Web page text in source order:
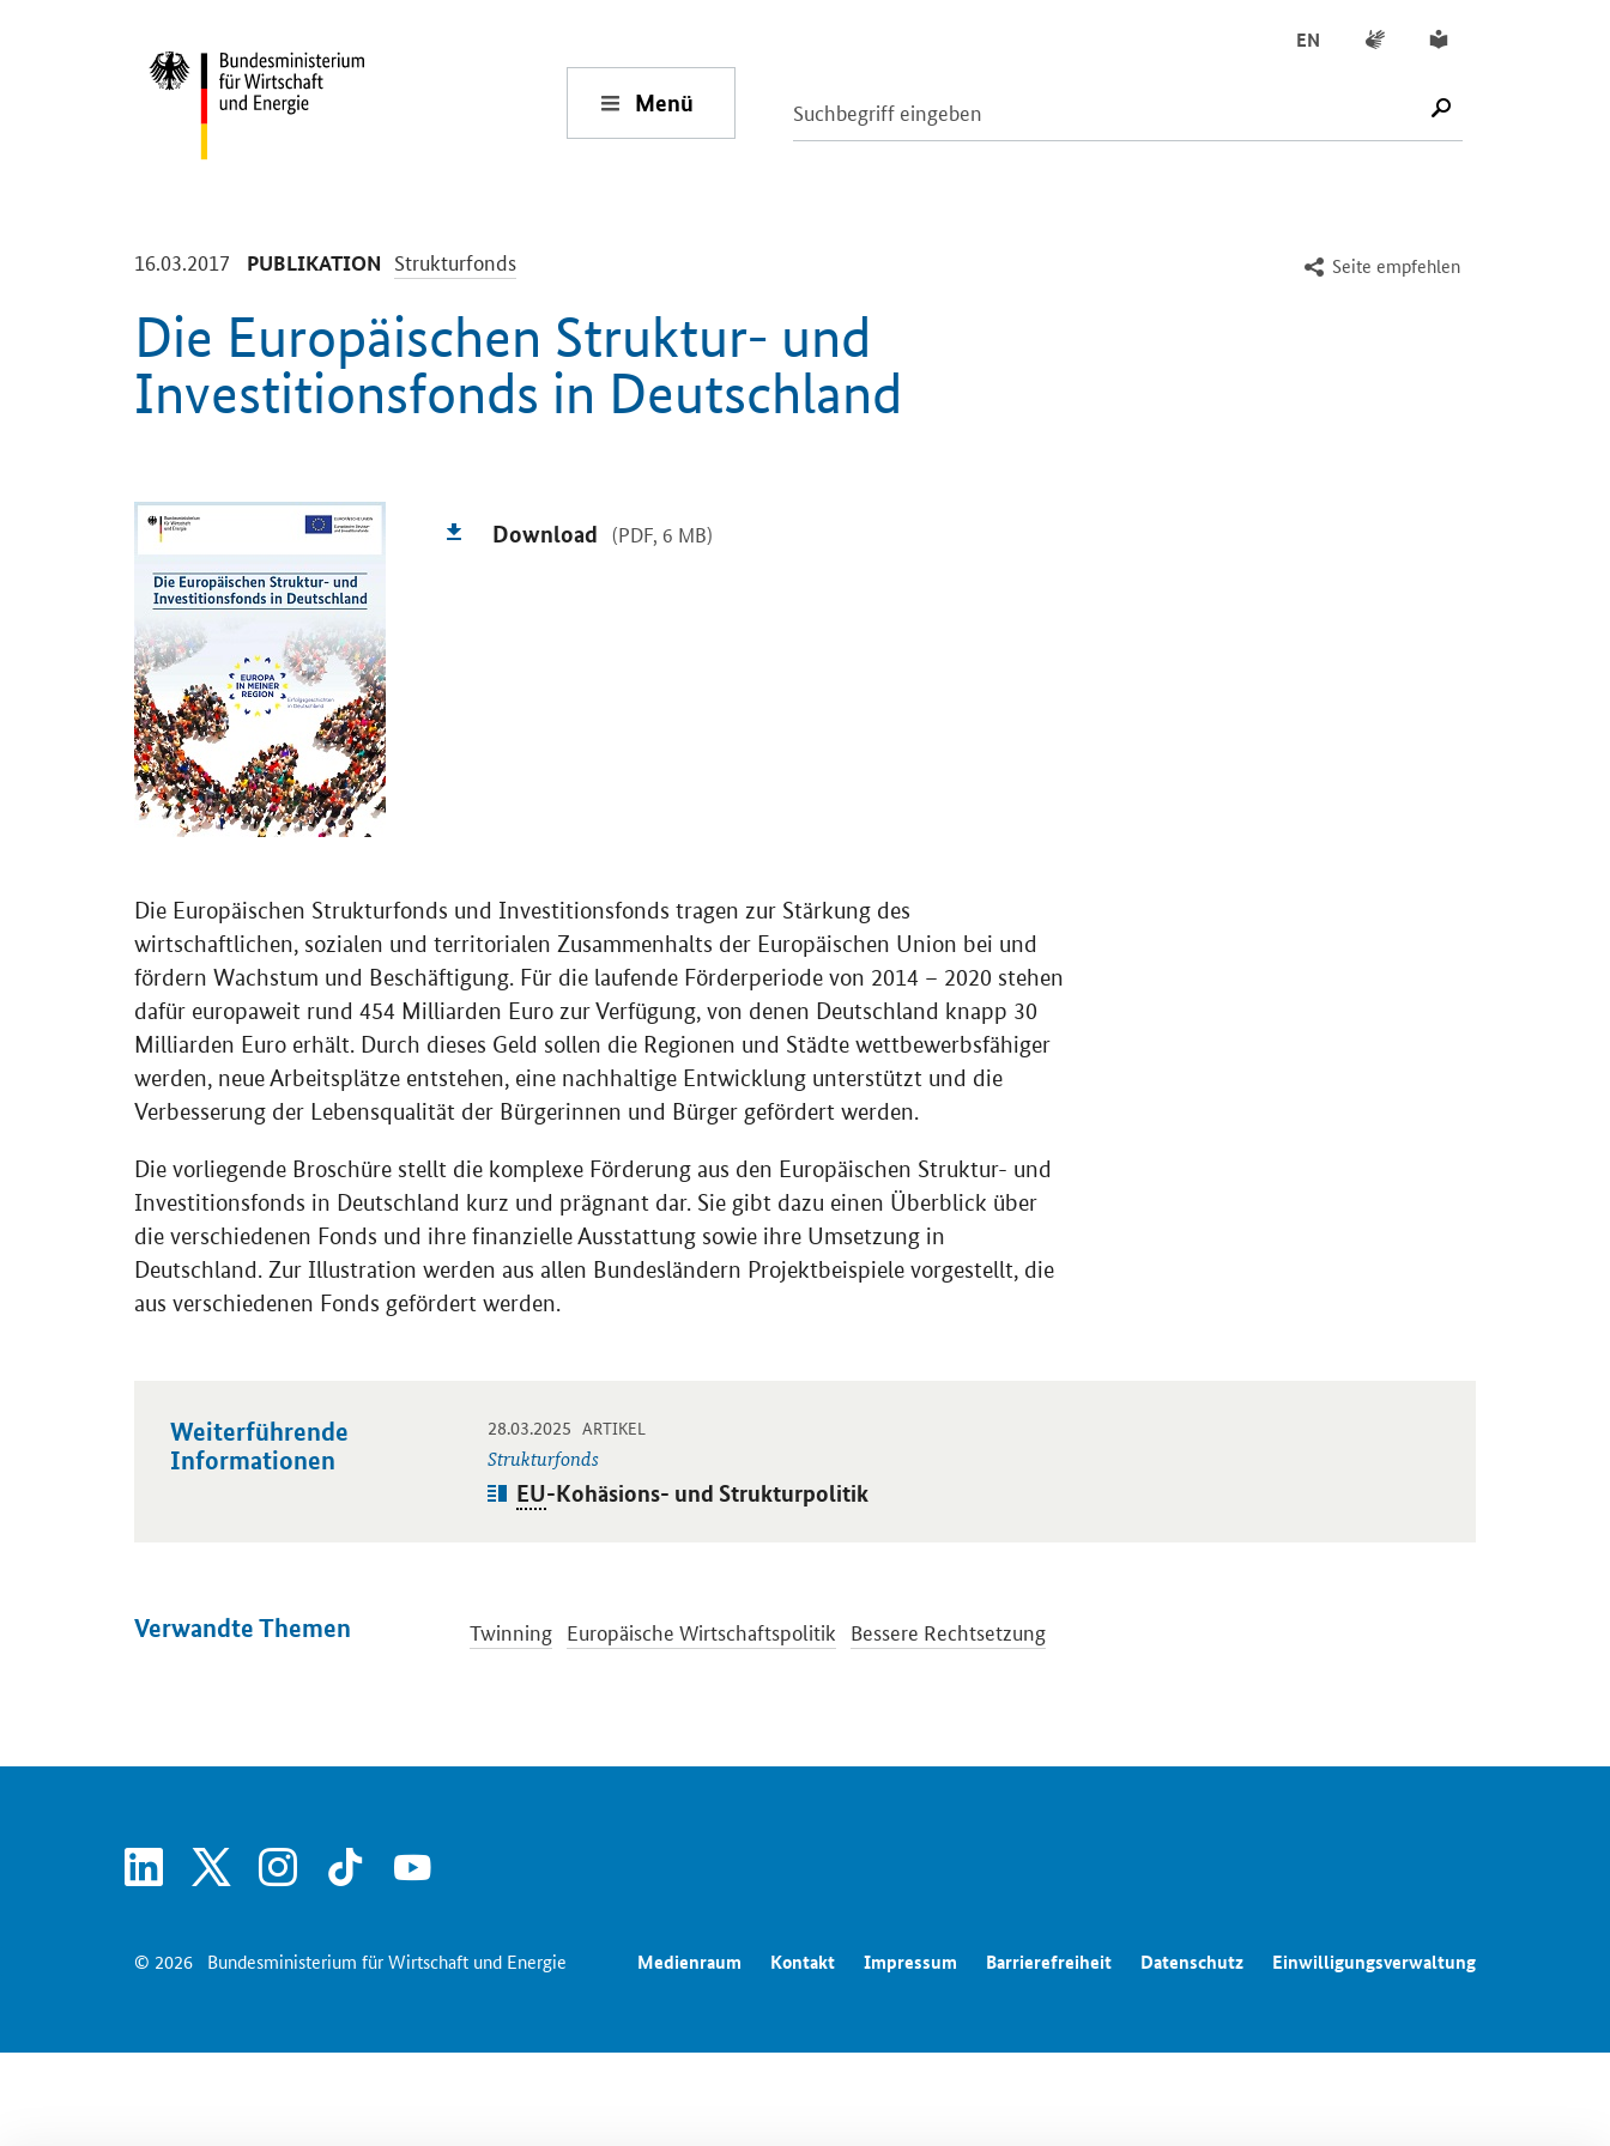
Menü SUCHE STARTEN
EN Gebärdensprache
Leichte Sprache
Seite empfehlen
16.03.2017 -
PUBLIKATION -
Strukturfonds
Die Europäischen Struktur- und
Investitionsfonds in Deutschland
Download (PDF, 6 MB)
Die Europäischen Strukturfonds und Investitionsfonds tragen zur Stärkung des
wirtschaftlichen, sozialen und territorialen Zusammenhalts der Europäischen Union bei und
fördern Wachstum und Beschäftigung. Für die laufende Förderperiode von 2014 – 2020 stehen
dafür europaweit rund 454 Milliarden Euro zur Verfügung, von denen Deutschland knapp 30
Milliarden Euro erhält. Durch dieses Geld sollen die Regionen und Städte wettbewerbsfähiger
werden, neue Arbeitsplätze entstehen, eine nachhaltige Entwicklung unterstützt und die
Verbesserung der Lebensqualität der Bürgerinnen und Bürger gefördert werden.
Die vorliegende Broschüre stellt die komplexe Förderung aus den Europäischen Struktur- und
Investitionsfonds in Deutschland kurz und prägnant dar. Sie gibt dazu einen Überblick über
die verschiedenen Fonds und ihre finanzielle Ausstattung sowie ihre Umsetzung in
Deutschland. Zur Illustration werden aus allen Bundesländern Projektbeispiele vorgestellt, die
aus verschiedenen Fonds gefördert werden.
Weiterführende
Informationen
28.03.2025 -
ARTIKEL
Strukturfonds
Artikel:
EU-Kohäsions- und Strukturpolitik
Öffnet Einzelsicht
Verwandte Themen Twinning Europäische Wirtschaftspolitik Bessere Rechtsetzung
linkedin instagram tiktok youtube
© 2026 Bundesministerium für Wirtschaft und Energie Medienraum Kontakt Impressum Barrierefreiheit Datenschutz Einwilligungsverwaltung